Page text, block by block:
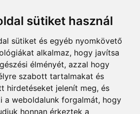
sütiket használ
sütiket és egyéb nyomkövető
alkalmaz, hogy javítsa
élményét, azzal hogy
szabott tartalmakat és
hirdetéseket jelenít meg, és
a weboldalunk forgalmát, hogy
honnan érkeztek a
Lode Rudite
finoman átmenetes színű, sima
méretű (250x120x65 mm)